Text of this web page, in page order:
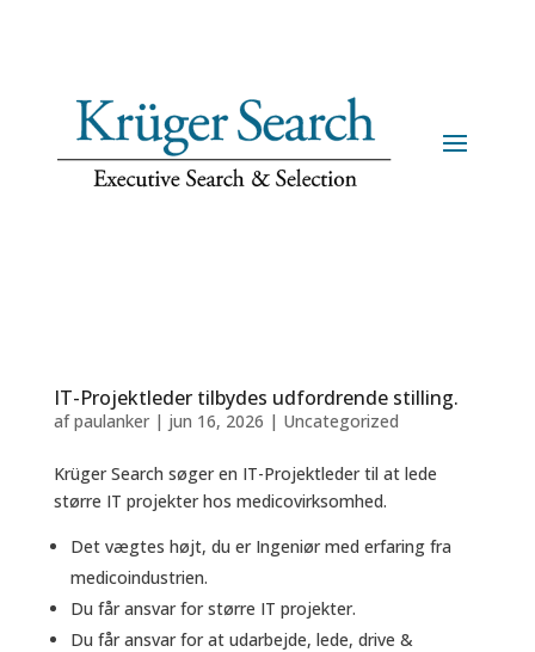
IT-Projektleder tilbydes udfordrende stilling.
afpaulanker| jun 16, 2026 | Uncategorized
Krüger Search søger en IT-Projektleder til at lede
større IT projekter hos medicovirksomhed.
Det vægtes højt, du er Ingeniør med erfaring fra
medicoindustrien.
Du får ansvar for større IT projekter.
Du får ansvar for at udarbejde, lede, drive &